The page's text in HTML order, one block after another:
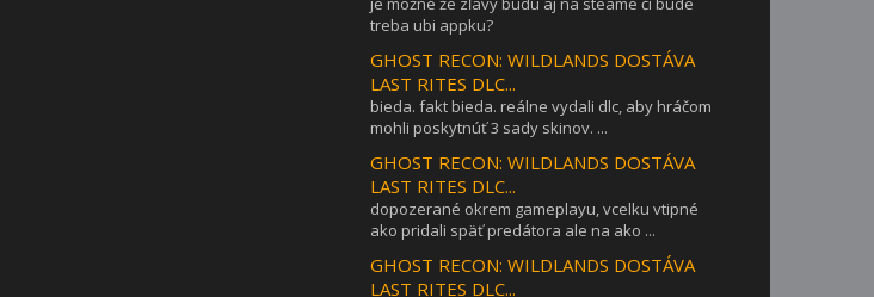
treba ubi appku?
GHOST RECON: WILDLANDS DOSTÁVA
LAST RITES DLC...
bieda. fakt bieda. reálne vydali dlc, aby hráčom
mohli poskytnúť 3 sady skinov. ...
GHOST RECON: WILDLANDS DOSTÁVA
LAST RITES DLC...
dopozerané okrem gameplayu, vcelku vtipné
ako pridali späť predátora ale na ako ...
GHOST RECON: WILDLANDS DOSTÁVA
LAST RITES DLC...